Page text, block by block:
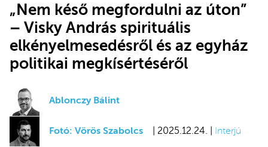
„Nem késő megfordulni az úton”
– Visky András spirituális
elkényelmesedésről és az egyház
politikai megkísértéséről
Ablonczy Bálint
Fotó: Vörös Szabolcs | 2025.12.24. | Interjú